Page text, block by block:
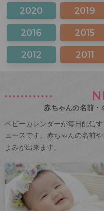
2020 2019
2016 2015
2012 2011
赤ちゃんの名前・
ベビーカレンダーが毎日配信
ュースです。赤ちゃんの名前
よみが出来ます。